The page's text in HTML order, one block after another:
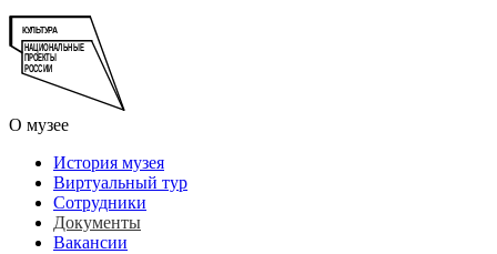
О музее
История музея
Виртуальный тур
Сотрудники
Документы
Вакансии